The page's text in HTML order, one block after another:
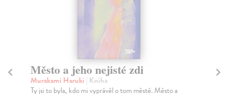
Město a jeho nejisté zdi
Murakami Haruki | Kniha
Ty jsi to byla, kdo mi vyprávěl o tom městě. Město a